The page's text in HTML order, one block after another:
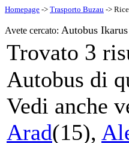
Homepage -> Trasporto Buzau ->
Avete cercato: Autobus
Trovato 3
Autobus di
Vedi anche
Arad(15),